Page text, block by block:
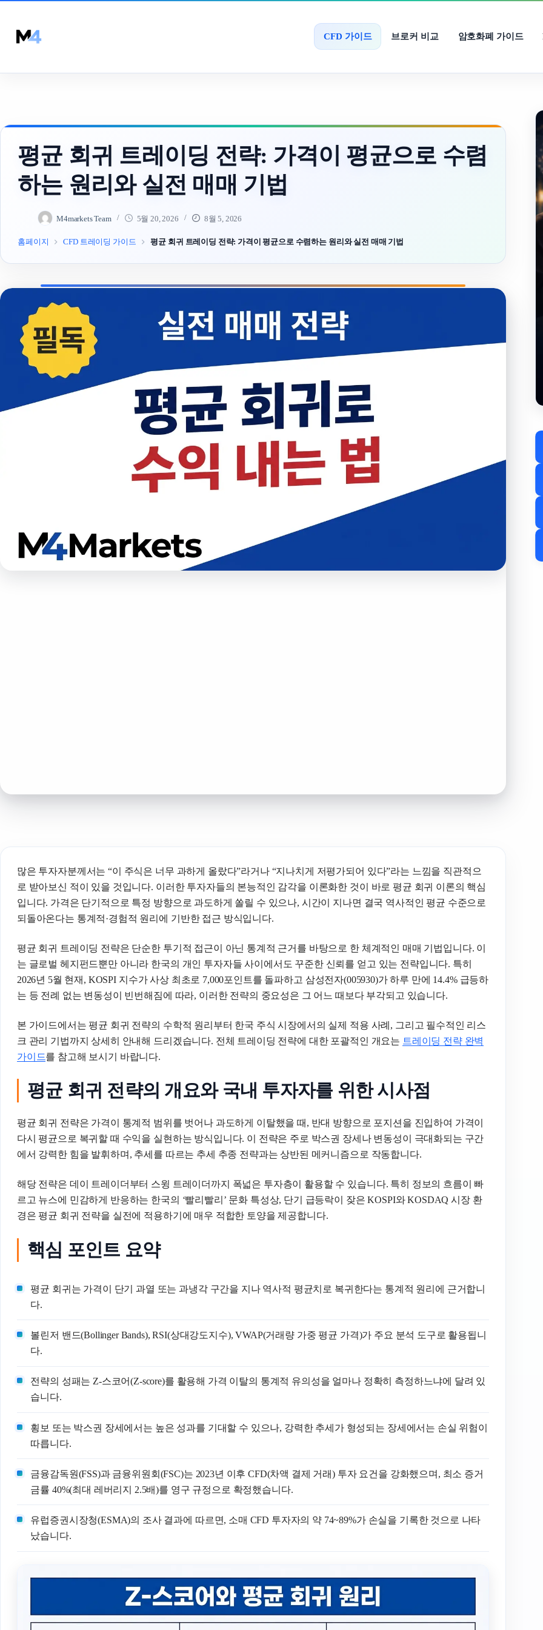
content
CFD 가이드 브로커 비교 암호화폐 가이드
평균 회귀 트레이딩 전략: 가격이 평균으로 수렴
하는 원리와 실전 매매 기법
M4markets Team 5월 20, 2026 8월 5, 2026
홈페이지 CFD 트레이딩 가이드 평균 회귀 트레이딩 전략: 가격이 평균으로 수렴하는 원리와 실전 매매 기법
많은 투자자분께서는 “이 주식은 너무 과하게 올랐다”라거나 “지나치게 저평가되어 있다”라는 느낌을 직관적으
로 받아보신 적이 있을 것입니다. 이러한 투자자들의 본능적인 감각을 이론화한 것이 바로 평균 회귀 이론의 핵심
입니다. 가격은 단기적으로 특정 방향으로 과도하게 쏠릴 수 있으나, 시간이 지나면 결국 역사적인 평균 수준으로
되돌아온다는 통계적·경험적 원리에 기반한 접근 방식입니다.
평균 회귀 트레이딩 전략은 단순한 투기적 접근이 아닌 통계적 근거를 바탕으로 한 체계적인 매매 기법입니다. 이
는 글로벌 헤지펀드뿐만 아니라 한국의 개인 투자자들 사이에서도 꾸준한 신뢰를 얻고 있는 전략입니다. 특히
2026년 5월 현재, KOSPI 지수가 사상 최초로 7,000포인트를 돌파하고 삼성전자(005930)가 하루 만에 14.4% 급등하
는 등 전례 없는 변동성이 빈번해짐에 따라, 이러한 전략의 중요성은 그 어느 때보다 부각되고 있습니다.
본 가이드에서는 평균 회귀 전략의 수학적 원리부터 한국 주식 시장에서의 실제 적용 사례, 그리고 필수적인 리스
크 관리 기법까지 상세히 안내해 드리겠습니다. 전체 트레이딩 전략에 대한 포괄적인 개요는 트레이딩 전략 완벽
가이드를 참고해 보시기 바랍니다.
평균 회귀 전략의 개요와 국내 투자자를 위한 시사점
평균 회귀 전략은 가격이 통계적 범위를 벗어나 과도하게 이탈했을 때, 반대 방향으로 포지션을 진입하여 가격이
다시 평균으로 복귀할 때 수익을 실현하는 방식입니다. 이 전략은 주로 박스권 장세나 변동성이 극대화되는 구간
에서 강력한 힘을 발휘하며, 추세를 따르는 추세 추종 전략과는 상반된 메커니즘으로 작동합니다.
해당 전략은 데이 트레이더부터 스윙 트레이더까지 폭넓은 투자층이 활용할 수 있습니다. 특히 정보의 흐름이 빠
르고 뉴스에 민감하게 반응하는 한국의 ‘빨리빨리’ 문화 특성상, 단기 급등락이 잦은 KOSPI와 KOSDAQ 시장 환
경은 평균 회귀 전략을 실전에 적용하기에 매우 적합한 토양을 제공합니다.
핵심 포인트 요약
평균 회귀는 가격이 단기 과열 또는 과냉각 구간을 지나 역사적 평균치로 복귀한다는 통계적 원리에 근거합니
다.
볼린저 밴드(Bollinger Bands), RSI(상대강도지수), VWAP(거래량 가중 평균 가격)가 주요 분석 도구로 활용됩니
다.
전략의 성패는 Z-스코어(Z-score)를 활용해 가격 이탈의 통계적 유의성을 얼마나 정확히 측정하느냐에 달려 있
습니다.
횡보 또는 박스권 장세에서는 높은 성과를 기대할 수 있으나, 강력한 추세가 형성되는 장세에서는 손실 위험이
따릅니다.
금융감독원(FSS)과 금융위원회(FSC)는 2023년 이후 CFD(차액 결제 거래) 투자 요건을 강화했으며, 최소 증거
금률 40%(최대 레버리지 2.5배)를 영구 규정으로 확정했습니다.
유럽증권시장청(ESMA)의 조사 결과에 따르면, 소매 CFD 투자자의 약 74~89%가 손실을 기록한 것으로 나타
났습니다.